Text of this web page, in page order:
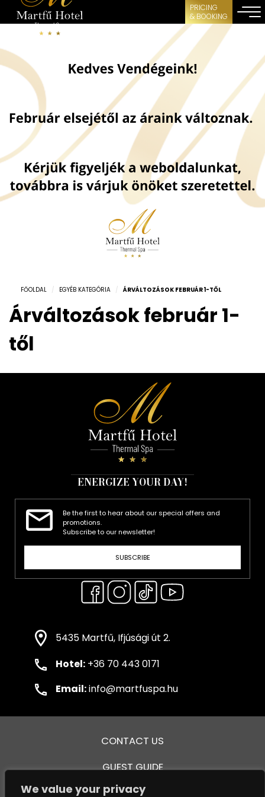
We value your privacy
PRICING
& BOOKING
FŐOLDAL / EGYÉB KATEGÓRIA / ÁRVÁLTOZÁSOK FEBRUÁR 1-TŐL
Árváltozások február 1-
től
ENERGIZE YOUR DAY!
Be the first to hear about our special offers and
promotions.
Subscribe to our newsletter!
SUBSCRIBE
5435 Martfű, Ifjúsági út 2.
Hotel: +36 70 443 0171
Email:info@martfuspa.hu
CONTACT US
GUEST GUIDE
GENERAL TERMS AND CONDITIONS